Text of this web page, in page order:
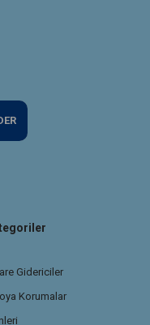
Gidericiler
Korumalar